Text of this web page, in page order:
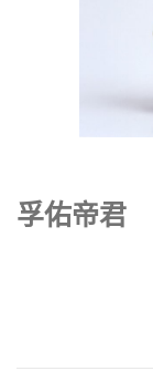
孚佑帝君